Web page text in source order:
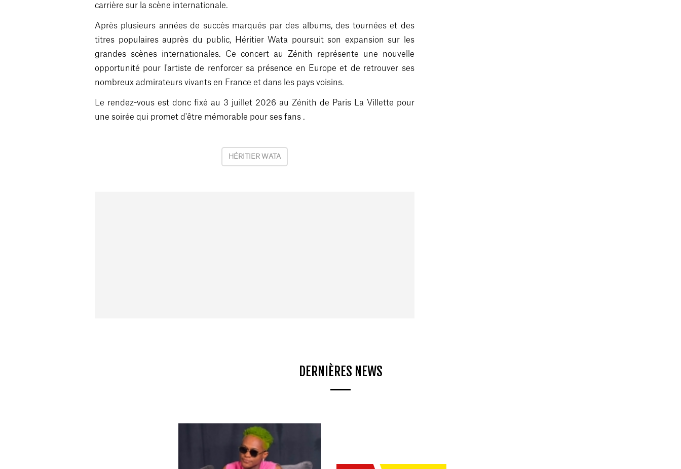
carrière sur la scène internationale.
Après plusieurs années de succès marqués par des albums, des tournées et des
titres populaires auprès du public, Héritier Wata poursuit son expansion sur les
grandes scènes internationales. Ce concert au Zénith représente une nouvelle
opportunité pour l'artiste de renforcer sa présence en Europe et de retrouver ses
nombreux admirateurs vivants en France et dans les pays voisins.
Le rendez-vous est donc fixé au 3 juillet 2026 au Zénith de Paris La Villette pour
une soirée qui promet d'être mémorable pour ses fans .
HÉRITIER WATA
DERNIÈRES NEWS